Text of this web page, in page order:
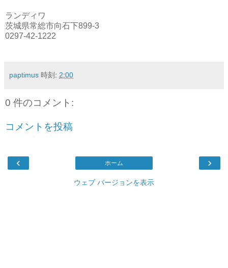
ランディワ
茨城県常総市向石下899-3
0297-42-1222
paptimus 時刻: 2:00
0 件のコメント:
コメントを投稿
‹ ›
ホーム
ウェブ バージョンを表示